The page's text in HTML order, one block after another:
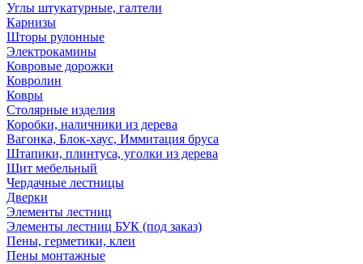
Углы штукатурные, галтели
Карнизы
Шторы рулонные
Электрокамины
Ковровые дорожки
Ковролин
Ковры
Столярные изделия
Коробки, наличники из дерева
Вагонка, Блок-хаус, Иммитация бруса
Штапики, плинтуса, уголки из дерева
Щит мебельный
Чердачные лестницы
Дверки
Элементы лестниц
Элементы лестниц БУК (под заказ)
Пены, герметики, клеи
Пены монтажные